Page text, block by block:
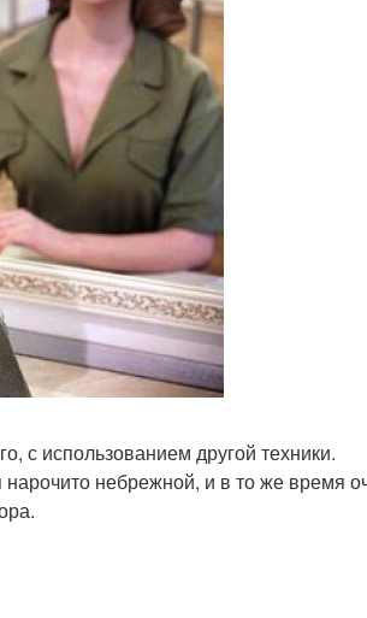
с использованием другой техники.
нарочито небрежной, и в то же время